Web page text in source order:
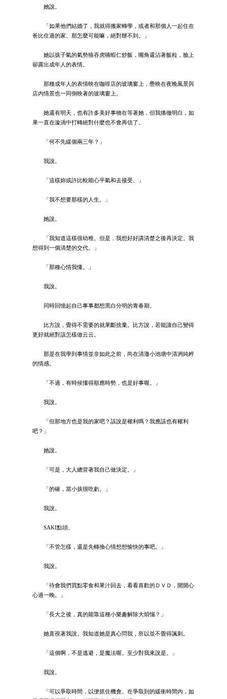
她說。
「如果他們結婚了，我就得搬家轉學，或者和那個人一起住在
爸比住過的家。那怎麼可能嘛，絕對辦不到。」
她以孩子氣的氣勢狼吞虎嚥蝦仁炒飯，嘴角還沾著飯粒，臉上
卻露出成年人的表情。
那種成年人的表情映在咖啡店的玻璃窗上，疊映在夜晚風景與
店內情景也一同倒映著的玻璃窗上。
她還有明天，也有許多美好事物在等著她，但我痛徹明白，如
果一直在漩渦中打轉絕對什麼也不會再信了。
「何不先緩個兩三年？」
我說。
「這樣妳或許比較能心平氣和去接受。」
「我不想要那樣的人生。」
她說。
「我知道這樣很幼稚。但是，我想好好講清楚之後再決定。我
想得到一個清楚的交代。」
「那種心情我懂。」
我說。
同時回憶起自己事事都想黑白分明的青春期。
比方說，覺得不需要的就果斷捨棄。比方說，若能讓自己變得
更好就絕對該怎樣做云云。
那是在我學到事情並非如此之前，尚在清澈小池塘中清冽純粹
的情感。
「不過，有時候懂得順應時勢，也是好事喔。」
我說。
「但那地方也是我的家吧？該說是權利嗎？我應該也有權利
吧？」
她說。
「可是，大人總背著我自己做決定。」
「的確，當小孩很吃虧。」
我說。
SAKI點頭。
「不管怎樣，還是先轉換心情想想愉快的事吧。」
我說。
「待會我們買點零食和果汁回去，看看喜歡的ＤＶＤ，開開心
心過一晚。」
「長大之後，真的能靠這種小樂趣解除大煩惱？」
她直視著我說。我知道她是真心問我，所以並不覺得諷刺。
「這個啊，不是逃避，是魔法喔。至少對我來說是。」
我說。
「可以爭取時間，以便抓住機會。在爭取到的緩衝時間內，如